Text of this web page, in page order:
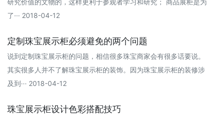
了··· 2018-04-12
定制珠宝展示柜必须避免的两个问题
说到定制珠宝展示柜的问题，相信很多珠宝商家会有很多话要说。
其实很多人并不了解珠宝展示柜的装饰。因为珠宝展示柜的装修涉
及到··· 2018-04-12
珠宝展示柜设计色彩搭配技巧